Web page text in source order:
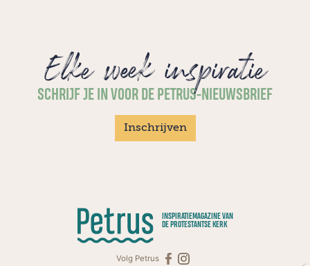
Elke week inspiratie
SCHRIJF JE IN VOOR DE PETRUS-NIEUWSBRIEF
Inschrijven
INSPIRATIEMAGAZINE VAN
DE PROTESTANTSE KERK
Volg Petrus